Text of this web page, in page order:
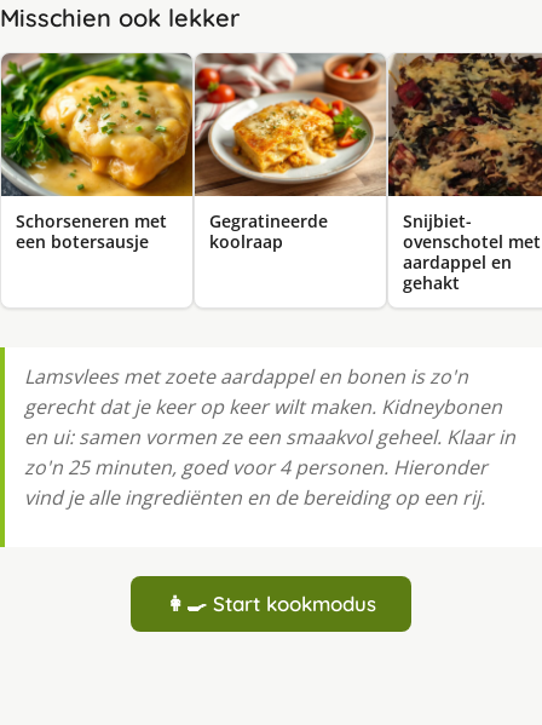
Misschien ook lekker
Schorseneren met
een botersausje
Gegratineerde
koolraap
Snijbiet-
ovenschotel met
aardappel en
gehakt
Lamsvlees met zoete aardappel en bonen is zo'n
gerecht dat je keer op keer wilt maken. Kidneybonen
en ui: samen vormen ze een smaakvol geheel. Klaar in
zo'n 25 minuten, goed voor 4 personen. Hieronder
vind je alle ingrediënten en de bereiding op een rij.
👩‍🍳 Start kookmodus